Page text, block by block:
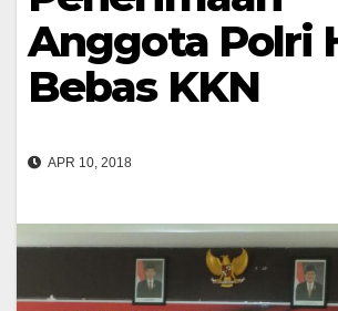
Anggota Polri
Bebas KKN
APR 10, 2018